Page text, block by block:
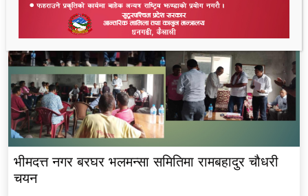
भीमदत्त नगर बरघर भलमन्सा समितिमा रामबहादुर चौधरी
चयन